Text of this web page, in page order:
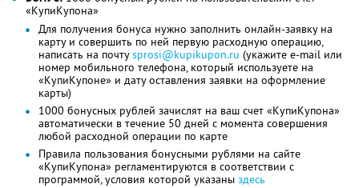
«КупиКупона»
Для получения бонуса нужно заполнить онлайн-заявку на
карту и совершить по ней первую расходную операцию,
написать на почтуsprosi@kupikupon.ru (укажите e-mail или
номер мобильного телефона, который используете на
«КупиКупоне» и дату оставления заявки на оформление
карты)
1000 бонусных рублей зачислят на ваш счет «КупиКупона»
автоматически в течение 50 дней с момента совершения
любой расходной операции по карте
Правила пользования бонусными рублями на сайте
«КупиКупона» регламентируются в соответствии с
программой, условия которой указаны здесь